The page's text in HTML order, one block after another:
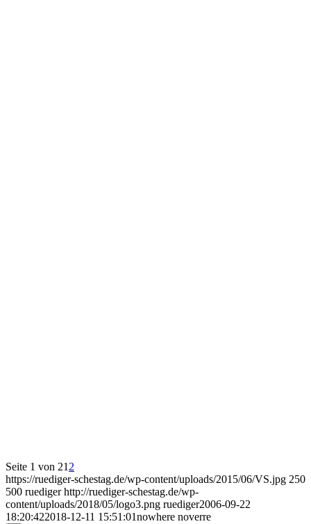
Seite 1 von 21 2
https://ruediger-schestag.de/wp-content/uploads/2015/06/VS.jpg 250
500 ruediger http://ruediger-schestag.de/wp-
content/uploads/2018/05/logo3.png ruediger2006-09-22
18:20:422018-12-11 15:51:01nowhere noverre